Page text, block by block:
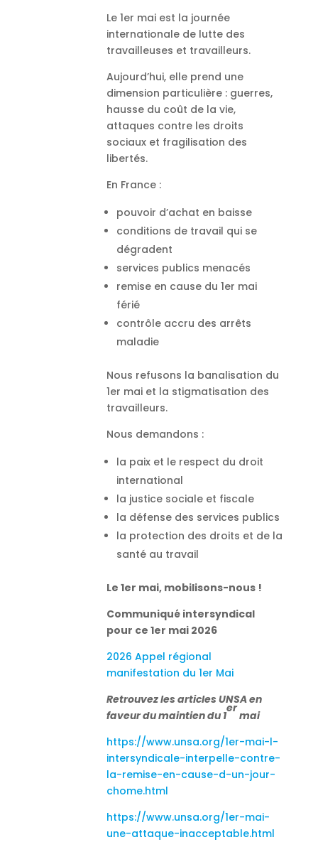
Le 1er mai est la journée
internationale de lutte des
travailleuses et travailleurs.
Aujourd’hui, elle prend une
dimension particulière : guerres,
hausse du coût de la vie,
attaques contre les droits
sociaux et fragilisation des
libertés.
En France :
pouvoir d’achat en baisse
conditions de travail qui se
dégradent
services publics menacés
remise en cause du 1er mai
férié
contrôle accru des arrêts
maladie
Nous refusons la banalisation du
1er mai et la stigmatisation des
travailleurs.
Nous demandons :
la paix et le respect du droit
international
la justice sociale et fiscale
la défense des services publics
la protection des droits et de la
santé au travail
Le 1er mai, mobilisons-nous !
Communiqué intersyndical
pour ce 1er mai 2026
2026 Appel régional
manifestation du 1er Mai
Retrouvez les articles UNSA en
faveur du maintien du 1
er
mai
https://www.unsa.org/1er-mai-l-
intersyndicale-interpelle-contre-
la-remise-en-cause-d-un-jour-
chome.html
https://www.unsa.org/1er-mai-
une-attaque-inacceptable.html